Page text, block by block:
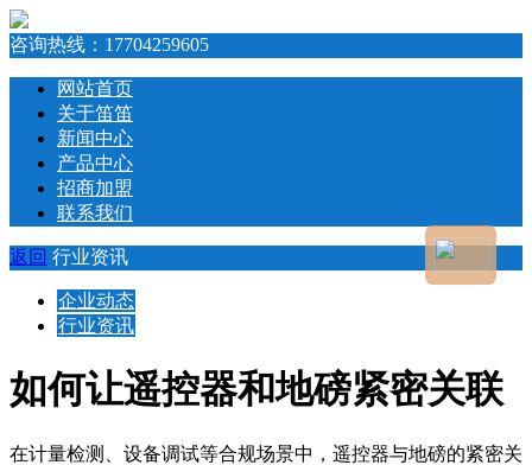
咨询热线： 17704259605
网站首页
关于笛笛
新闻中心
产品中心
招商加盟
联系我们
返回 行业资讯
企业动态
行业资讯
如何让遥控器和地磅紧密关联
在计量检测、设备调试等合规场景中，遥控器与地磅的紧密关